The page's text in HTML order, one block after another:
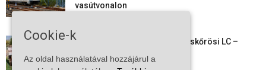
vasútvonalon
Megkezdte a felkészülést a Kiskőrösi LC –
2026-08-06
Cookie-k
Az oldal használatával hozzájárul a